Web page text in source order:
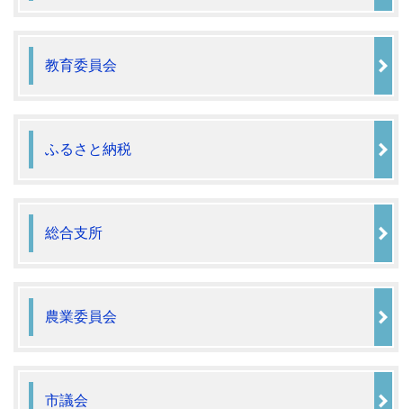
教育委員会
ふるさと納税
総合支所
農業委員会
市議会